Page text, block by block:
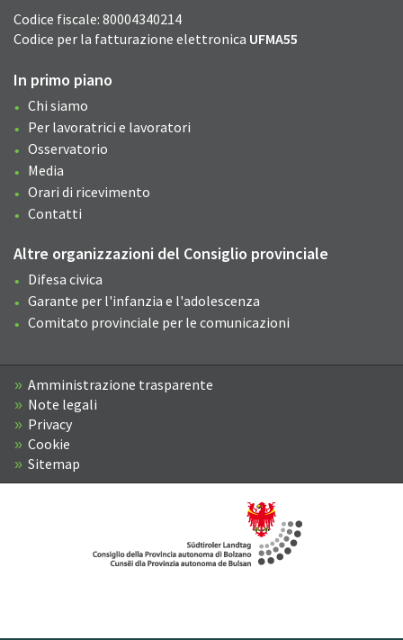
Codice fiscale: 80004340214
Codice per la fatturazione elettronica UFMA55
In primo piano
Chi siamo
Per lavoratrici e lavoratori
Osservatorio
Media
Orari di ricevimento
Contatti
Altre organizzazioni del Consiglio provinciale
Difesa civica
Garante per l'infanzia e l'adolescenza
Comitato provinciale per le comunicazioni
Amministrazione trasparente
Note legali
Privacy
Cookie
Sitemap